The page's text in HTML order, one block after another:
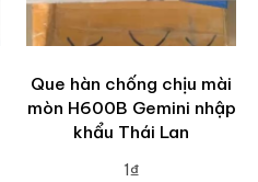
Que hàn chống chịu mài
mòn H600B Gemini nhập
khẩu Thái Lan
1₫